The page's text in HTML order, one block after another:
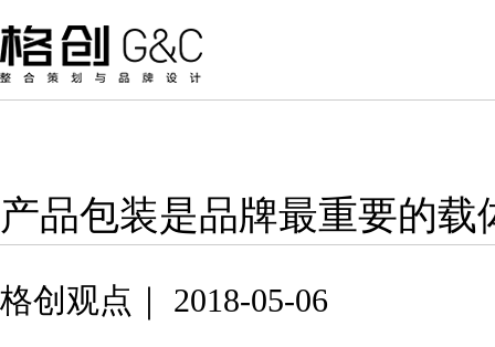
产品包装是品牌最重要的载
格创观点｜ 2018-05-06